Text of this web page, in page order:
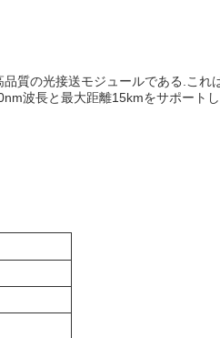
質の光接送モジュールである.これ
波長と最大距離15kmをサポート